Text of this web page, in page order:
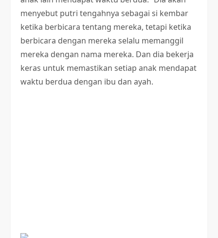
menyebut putri tengahnya sebagai si kembar
ketika berbicara tentang mereka, tetapi ketika
berbicara dengan mereka selalu memanggil
mereka dengan nama mereka. Dan dia bekerja
keras untuk memastikan setiap anak mendapat
waktu berdua dengan ibu dan ayah.